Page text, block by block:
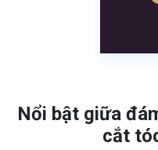
Nổi bật giữa
cắt